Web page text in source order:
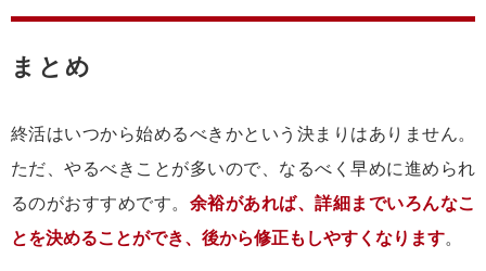
まとめ
終活はいつから始めるべきかという決まりはありません。
ただ、やるべきことが多いので、なるべく早めに進められ
るのがおすすめです。 余裕があれば、詳細までいろんなこ
とを決めることができ、後から修正もしやすくなります。